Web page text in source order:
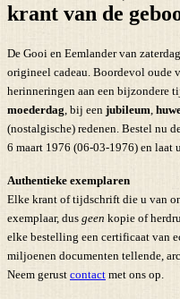
krant van de
De Gooi en Eemlander van
origineel cadeau. Boordevol oude
herinneringen aan een bijzondere
moederdag , bij een jubileum
(nostalgische) redenen. Bestel nu
6 maart 1976 (06-03-1976) en laat
Authentieke exemplaren
Elke krant of tijdschrift die u van
exemplaar, dus geen kopie of
elke bestelling een certificaat van
miljoenen documenten tellende,
Neem gerust contact met ons op.